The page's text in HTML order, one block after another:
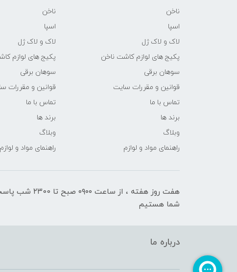
ناخن
اسپا
لاک و لاک ژل
پکیج های لوازم کاشت ناخن
سوهان برقی
قوانین و مقررات سایت
تماس با ما
برند ها
وبلاگ
راهنمای مواد و لوازم
ناخن
اسپا
لاک و لاک ژل
پکیج های لوازم
سوهان برقی
قوانین و مقررات
تماس با ما
برند ها
وبلاگ
راهنمای مواد و لوازم
هفت روز هفته ، از ساعت ۰۹۰۰
شما هستیم
درباره ما